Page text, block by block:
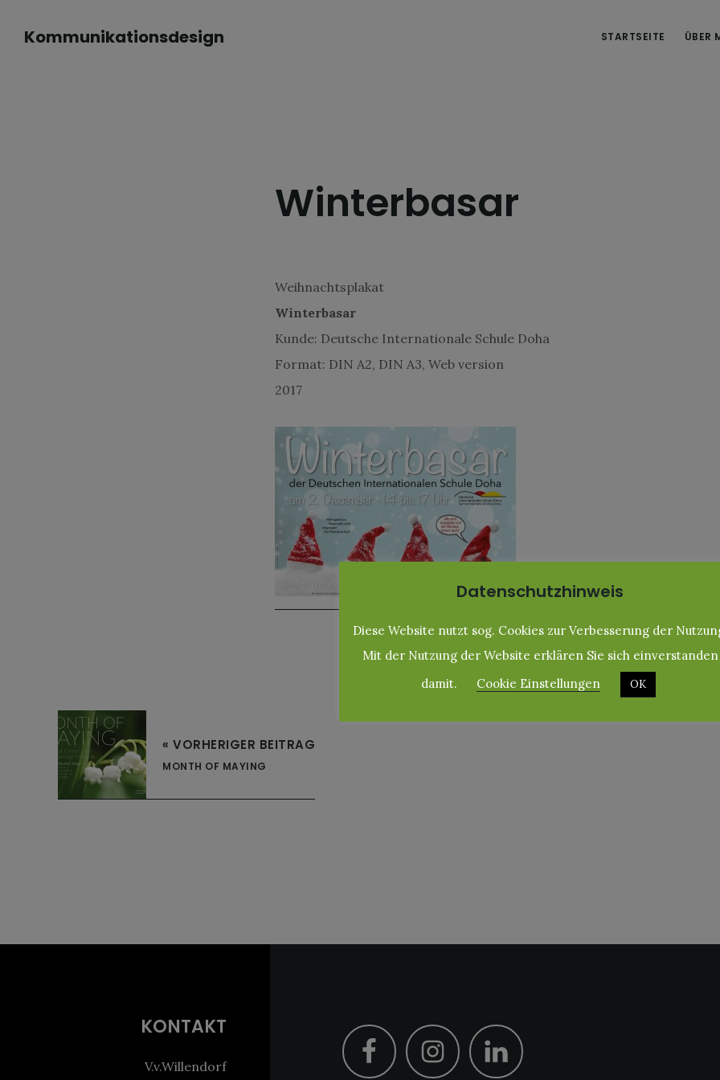
Fußzeile
Kommunikationsdesign STARTSEITE ÜBER
Winterbasar
Weihnachtsplakat
Winterbasar
Kunde: Deutsche Internationale Schule Doha
Format: DIN A2, DIN A3, Web version
2017
« VORHERIGER BEITRAG
MONTH OF MAYING
KONTAKT
V.v.Willendorf
Datenschutzhinweis
Diese Website nutzt sog. Cookies zur Verbesserung der
Mit der Nutzung der Website erklären Sie sich einverstanden
damit.
Cookie Einstellungen OK